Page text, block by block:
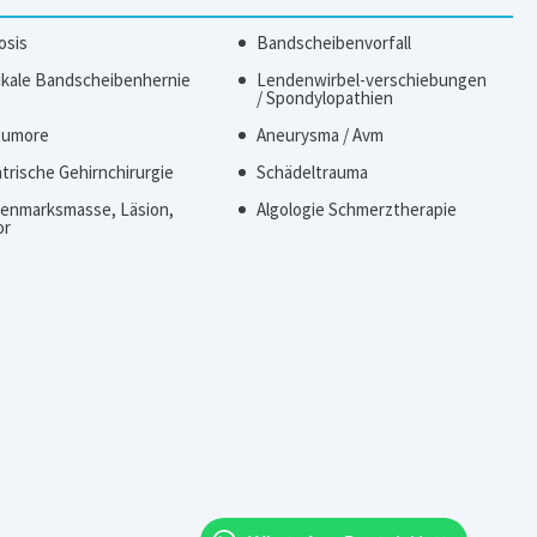
Bandscheibenvorfall
Bandscheibenhernie
Lendenwirbel-verschiebungen
/ Spondylopathien
Aneurysma / Avm
Gehirnchirurgie
Schädeltrauma
Läsion,
Algologie Schmerztherapie